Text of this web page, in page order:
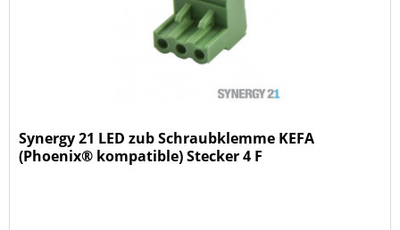
Synergy 21 LED zub Schraubklemme KEFA
(Phoenix® kompatible) Stecker 4 F